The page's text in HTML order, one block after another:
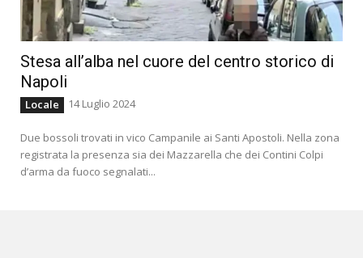
Stesa all’alba nel cuore del centro storico di
Napoli
Locale 14 Luglio 2024
Due bossoli trovati in vico Campanile ai Santi Apostoli. Nella zona
registrata la presenza sia dei Mazzarella che dei Contini Colpi
d’arma da fuoco segnalati...